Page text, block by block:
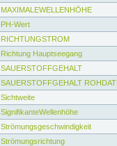
MAXIMALEWELLENHÖHE
PH-Wert
RICHTUNGSTROM
Richtung Hauptseegang
SAUERSTOFFGEHALT
SAUERSTOFFGEHALT
Sichtweite
SignifikanteWellenhöhe
Strömungsgeschwindigkeit
Strömungsrichtung